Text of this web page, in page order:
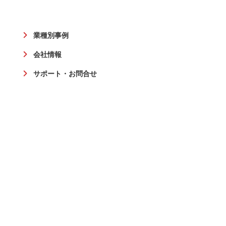
業種別事例
会社情報
サポート・お問合せ